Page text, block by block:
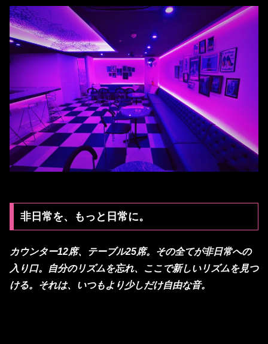
非日常を、もっと日常に。
カウンター12席、テーブル25席。その全てが非日常への
入り口。自分のリズムを忘れ、ここで新しいリズムを見つ
ける。それは、いつもより少しだけ自由な音。